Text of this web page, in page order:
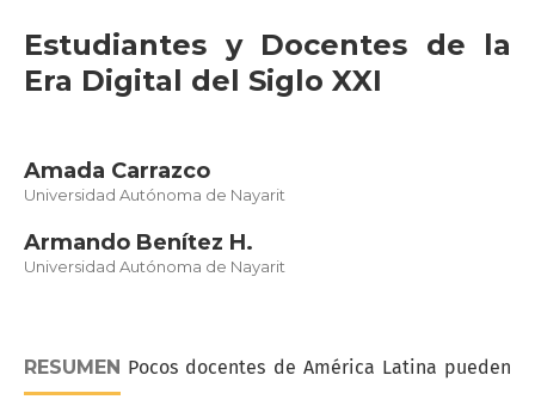
Estudiantes y Docentes de la
Era Digital del Siglo XXI
Amada Carrazco
Universidad Autónoma de Nayarit
Armando Benítez H.
Universidad Autónoma de Nayarit
RESUMEN Pocos docentes de América Latina pueden